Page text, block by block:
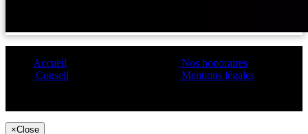
Accueil
Conseil
Nos honoraires
Mentions légales
×Close